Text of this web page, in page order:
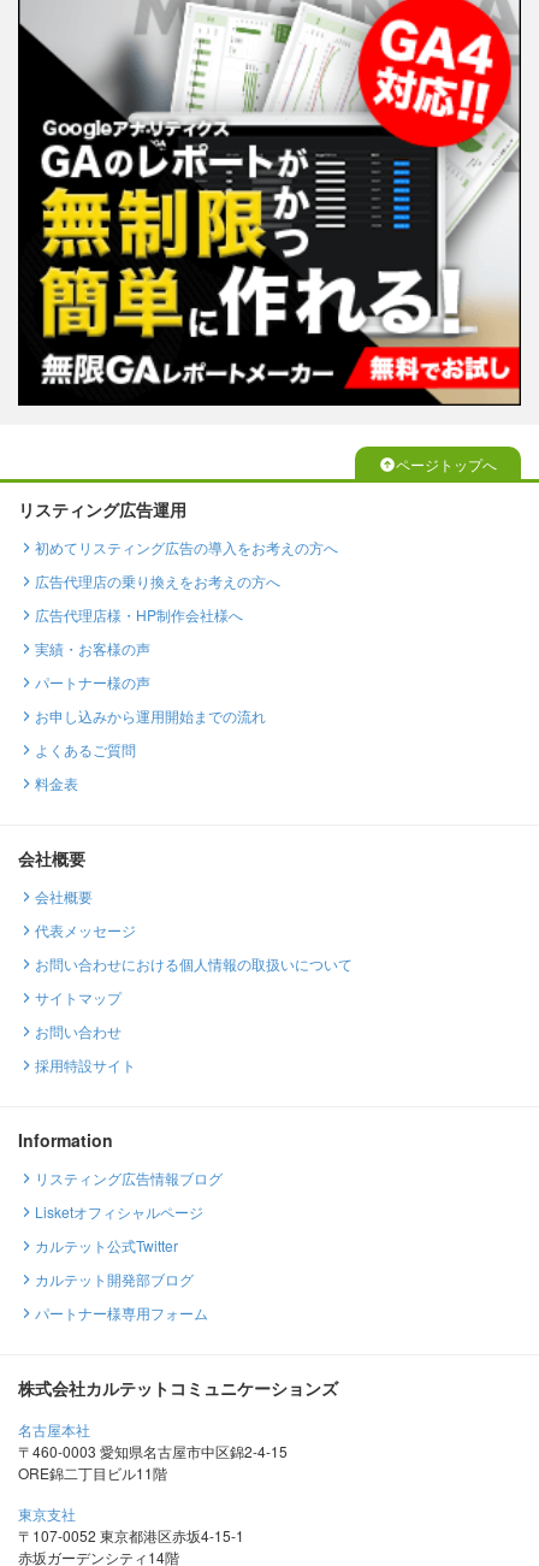
ページトップへ
リスティング広告運用
初めてリスティング広告の導入をお考えの方へ
広告代理店の乗り換えをお考えの方へ
広告代理店様・HP制作会社様へ
実績・お客様の声
パートナー様の声
お申し込みから運用開始までの流れ
よくあるご質問
料金表
会社概要
会社概要
代表メッセージ
お問い合わせにおける個人情報の取扱いについて
サイトマップ
お問い合わせ
採用特設サイト
Information
リスティング広告情報ブログ
Lisketオフィシャルページ
カルテット公式Twitter
カルテット開発部ブログ
パートナー様専用フォーム
株式会社カルテットコミュニケーションズ
名古屋本社
〒460-0003 愛知県名古屋市中区錦2-4-15
ORE錦二丁目ビル11階
東京支社
〒107-0052 東京都港区赤坂4-15-1
赤坂ガーデンシティ14階